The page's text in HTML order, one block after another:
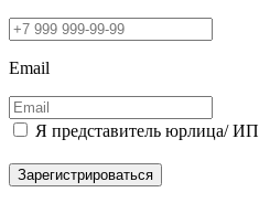
Email
Я представитель юрлица/ ИП
Зарегистрироваться